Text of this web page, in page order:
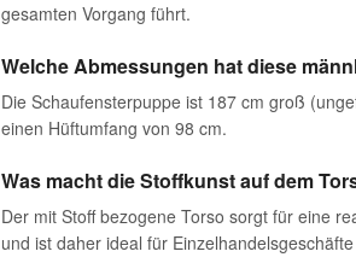
gesamten Vorgang führt.
Welche Abmessungen hat diese
Die Schaufensterpuppe ist 187 cm groß
einen Hüftumfang von 98 cm.
Was macht die Stoffkunst auf dem
Der mit Stoff bezogene Torso sorgt für eine
und ist daher ideal für